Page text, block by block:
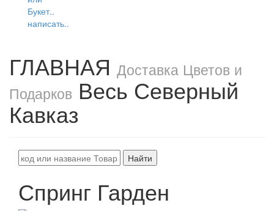
написать..
ГЛАВНАЯ Доставка Цветов и
Подарков Весь Северный
Кавказ
Найти
Спринг Гарден